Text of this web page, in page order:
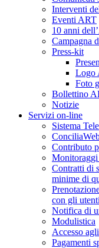
Interventi
Eventi ART
10 anni
Campagna
Press-kit
Logo
Foto
Bollettino
Notizie
Servizi on-line
Sistema
Contributo
Contratti di
minime di
con gli utenti
Notifica di
Modulistica
Accesso
Pagamenti